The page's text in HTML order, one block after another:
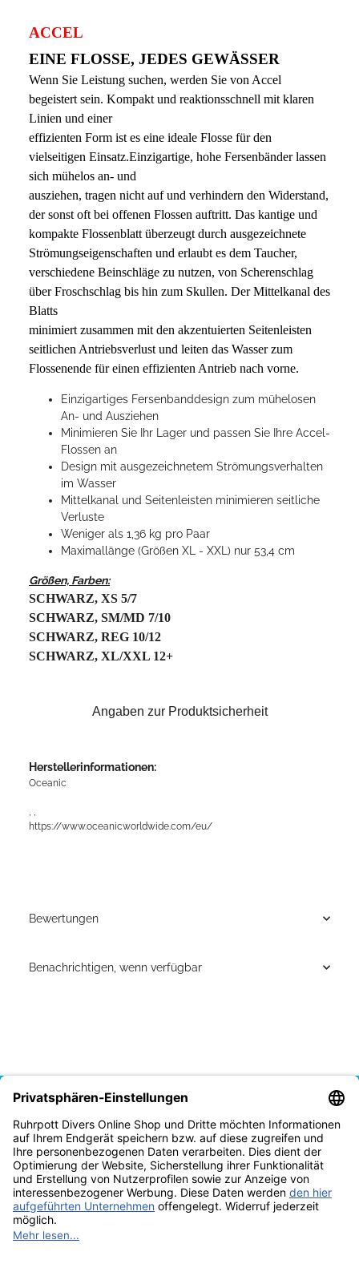
ACCEL
EINE FLOSSE, JEDES GEWÄSSER
Wenn Sie Leistung suchen, werden Sie von Accel
begeistert sein. Kompakt und reaktionsschnell mit klaren
Linien und einer
effizienten Form ist es eine ideale Flosse für den
vielseitigen Einsatz.Einzigartige, hohe Fersenbänder lassen
sich mühelos an- und
ausziehen, tragen nicht auf und verhindern den Widerstand,
der sonst oft bei offenen Flossen auftritt. Das kantige und
kompakte Flossenblatt überzeugt durch ausgezeichnete
Strömungseigenschaften und erlaubt es dem Taucher,
verschiedene Beinschläge zu nutzen, von Scherenschlag
über Froschschlag bis hin zum Skullen. Der Mittelkanal des
Blatts
minimiert zusammen mit den akzentuierten Seitenleisten
seitlichen Antriebsverlust und leiten das Wasser zum
Flossenende für einen effizienten Antrieb nach vorne.
Einzigartiges Fersenbanddesign zum mühelosen
An- und Ausziehen
Minimieren Sie Ihr Lager und passen Sie Ihre Accel-
Flossen an
Design mit ausgezeichnetem Strömungsverhalten
im Wasser
Mittelkanal und Seitenleisten minimieren seitliche
Verluste
Weniger als 1,36 kg pro Paar
Maximallänge (Größen XL - XXL) nur 53,4 cm
Größen, Farben:
SCHWARZ, XS 5/7
SCHWARZ, SM/MD 7/10
SCHWARZ, REG 10/12
SCHWARZ, XL/XXL 12+
Angaben zur Produktsicherheit
Herstellerinformationen:
Oceanic
https://www.oceanicworldwide.com/eu/
Bewertungen
Benachrichtigen, wenn verfügbar
Vertrag widerrufen